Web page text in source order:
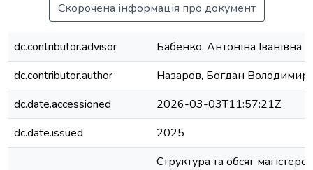
Скорочена інформація про документ
dc.contributor.advisor
Бабенко, Антоніна Іванівна
dc.contributor.author
Назаров, Богдан
dc.date.accessioned
2026-03-03T11:57:21Z
dc.date.issued
2025
Структура та обсяг